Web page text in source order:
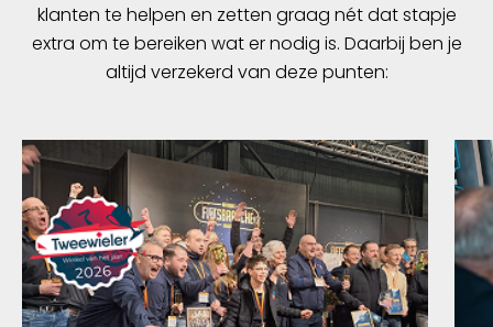
klanten te helpen en zetten graag nét dat stapje
extra om te bereiken wat er nodig is. Daarbij ben je
altijd verzekerd van deze punten: